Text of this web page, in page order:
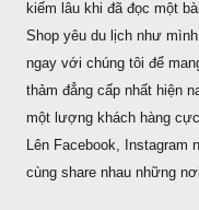
kiếm lâu khi đã đọc một
Shop yêu du lịch như
ngay với chúng tôi để
thảm đẳng cấp nhất hiện
một lượng khách hàng
Lên Facebook, Instagram
cùng share nhau những